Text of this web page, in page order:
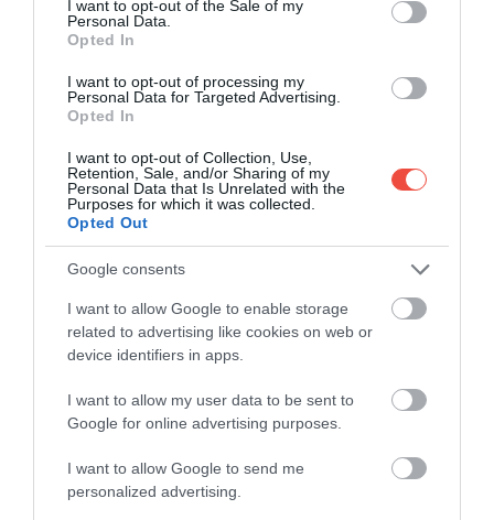
I want to opt-out of the Sale of my
Personal Data.
Opted In
I want to opt-out of processing my
Personal Data for Targeted Advertising.
Opted In
I want to opt-out of Collection, Use,
Retention, Sale, and/or Sharing of my
Personal Data that Is Unrelated with the
Purposes for which it was collected.
Opted Out
Google consents
I want to allow Google to enable storage
related to advertising like cookies on web or
device identifiers in apps.
I want to allow my user data to be sent to
Google for online advertising purposes.
I want to allow Google to send me
personalized advertising.
rénszarvasokkal, jávorszarvasokkal és különböző téli